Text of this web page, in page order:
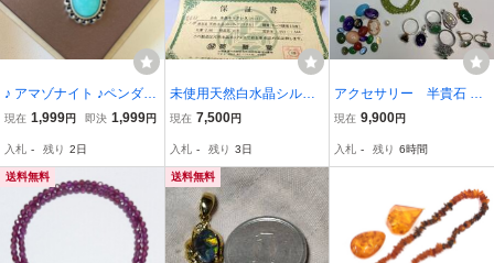
♪ アマゾナイト ♪ペンダン
ト♪ネックレス♪天然石♪パ
♪プレゼントにもP422210
3
現在 1,999円 即決 1,999円
入札 - 残り 2日
未使用天然白水晶シルバ
ーネックレスとイヤリン
現在 7,500円
入札 - 残り 3日
アクセサリー 半貴石 ネ
ックレス パール ルー
現在 9,900円
入札 - 残り 6時間
送料無料 送料無料